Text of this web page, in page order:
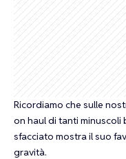
Ricordiamo che sulle
on haul di tanti minuscoli
sfacciato mostra il suo
gravità.